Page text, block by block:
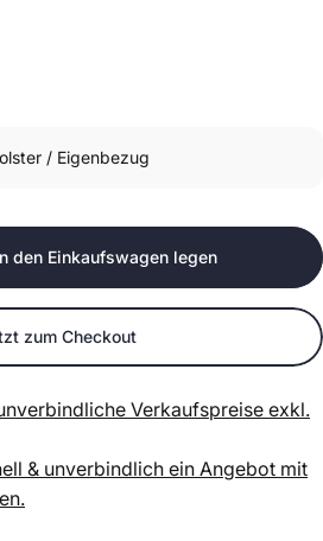
den Einkaufswagen legen
zum Checkout
Verkaufspreise exkl.
& unverbindlich ein Angebot mit